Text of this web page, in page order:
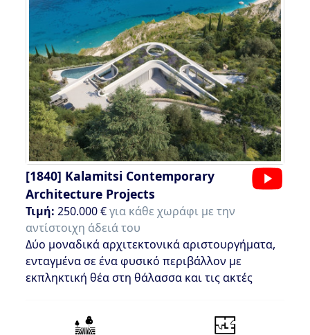
[1840] Kalamitsi Contemporary
Architecture Projects
Τιμή: 250.000 €για κάθε χωράφι με την
αντίστοιχη άδειά του
Δύο μοναδικά αρχιτεκτονικά αριστουργήματα,
ενταγμένα σε ένα φυσικό περιβάλλον με
εκπληκτική θέα στη θάλασσα και τις ακτές